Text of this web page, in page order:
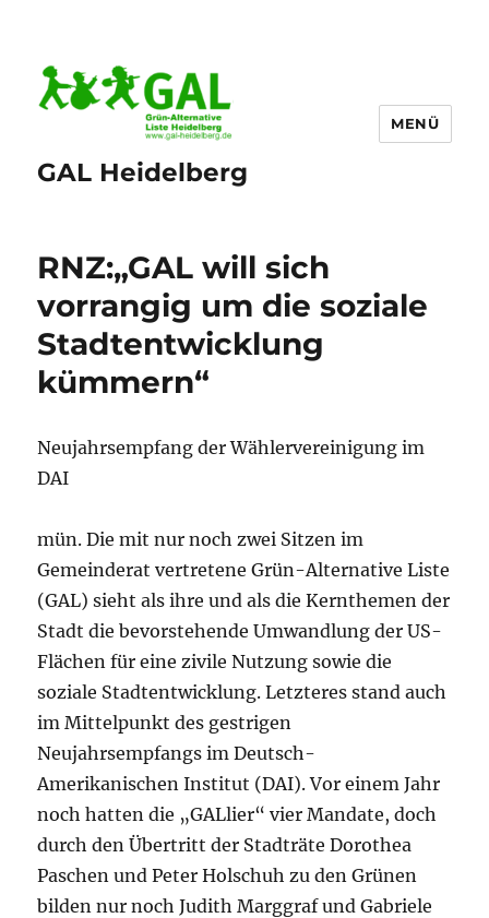
GAL Heidelberg
MENÜ
RNZ:„GAL will sich
vorrangig um die soziale
Stadtentwicklung
kümmern“
Neujahrsempfang der Wählervereinigung im
DAI
mün. Die mit nur noch zwei Sitzen im
Gemeinderat vertretene Grün-Alternative Liste
(GAL) sieht als ihre und als die Kernthemen der
Stadt die bevorstehende Umwandlung der US-
Flächen für eine zivile Nutzung sowie die
soziale Stadtentwicklung. Letzteres stand auch
im Mittelpunkt des gestrigen
Neujahrsempfangs im Deutsch-
Amerikanischen Institut (DAI).Vor einem Jahr
noch hatten die „GALlier“ vier Mandate, doch
durch den Übertritt der Stadträte Dorothea
Paschen und Peter Holschuh zu den Grünen
bilden nur noch Judith Marggraf und Gabriele